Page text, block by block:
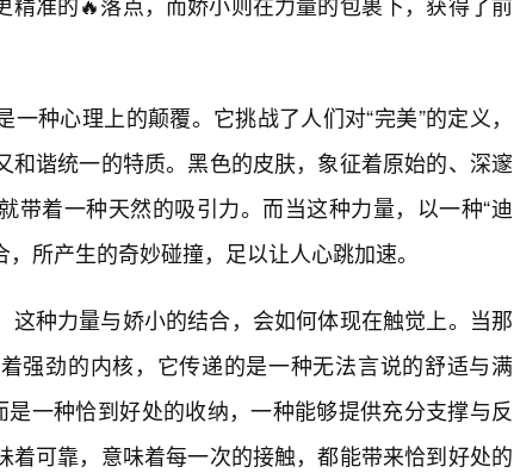
种心理上的颠覆。它挑战了人们对“完美”的定义，
和谐统一的特质。黑色的皮肤，象征着原始的、深邃
带着一种天然的吸引力。而当这种力量，以一种“迪
，所产生的奇妙碰撞，足以让人心跳加速。
这种力量与娇小的结合，会如何体现在触觉上。当那
强劲的内核，它传递的是一种无法言说的舒适与满
是一种恰到好处的收纳，一种能够提供充分支撑与反
着可靠，意味着每一次的接触，都能带来恰到好处的